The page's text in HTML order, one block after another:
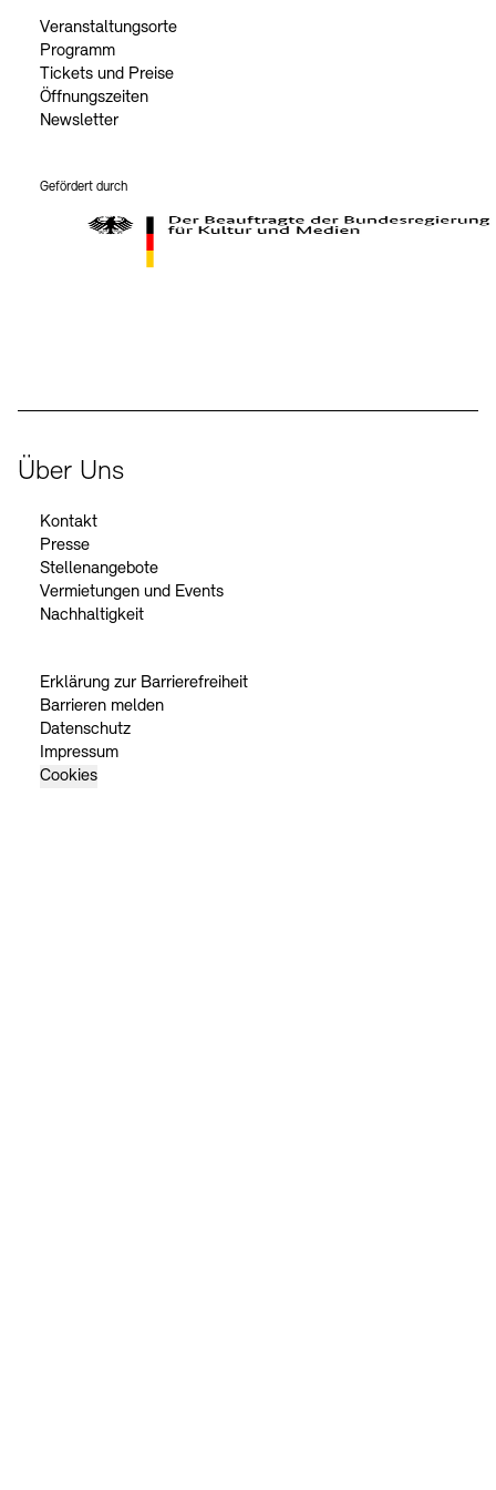
Veranstaltungsorte
Programm
Tickets und Preise
Öffnungszeiten
Newsletter
Gefördert durch
Über Uns
Kontakt
Presse
Stellenangebote
Vermietungen und Events
Nachhaltigkeit
Erklärung zur Barrierefreiheit
Barrieren melden
Datenschutz
Impressum
Cookies